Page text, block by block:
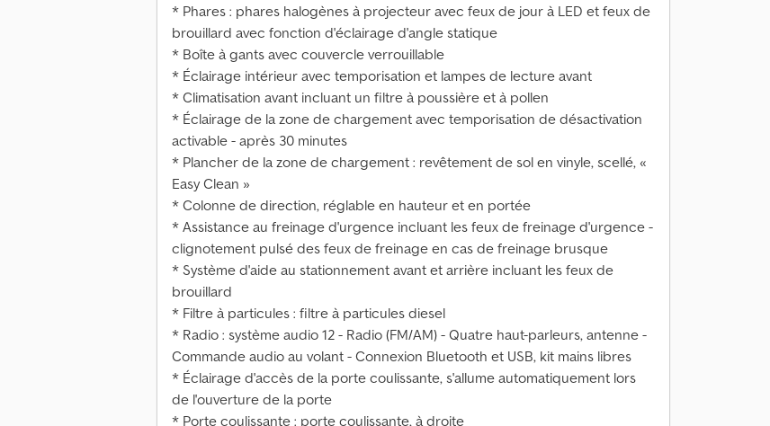
* Phares : phares halogènes à projecteur avec feux de jour à LED et feux de
brouillard avec fonction d'éclairage d'angle statique
* Boîte à gants avec couvercle verrouillable
* Éclairage intérieur avec temporisation et lampes de lecture avant
* Climatisation avant incluant un filtre à poussière et à pollen
* Éclairage de la zone de chargement avec temporisation de désactivation
activable - après 30 minutes
* Plancher de la zone de chargement : revêtement de sol en vinyle, scellé, «
Easy Clean »
* Colonne de direction, réglable en hauteur et en portée
* Assistance au freinage d'urgence incluant les feux de freinage d'urgence -
clignotement pulsé des feux de freinage en cas de freinage brusque
* Système d'aide au stationnement avant et arrière incluant les feux de
brouillard
* Filtre à particules : filtre à particules diesel
* Radio : système audio 12 - Radio (FM/AM) - Quatre haut-parleurs, antenne -
Commande audio au volant - Connexion Bluetooth et USB, kit mains libres
* Éclairage d'accès de la porte coulissante, s'allume automatiquement lors
de l'ouverture de la porte
* Porte coulissante : porte coulissante, à droite